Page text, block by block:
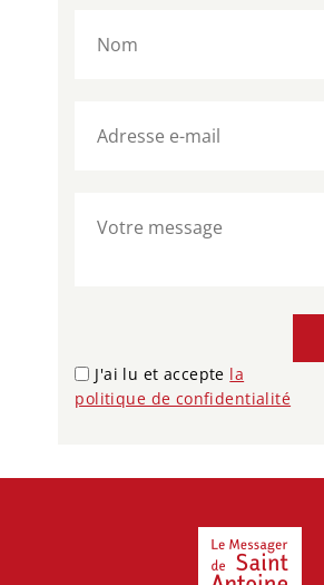
J'ai lu et accepte la
politique de confidentialité